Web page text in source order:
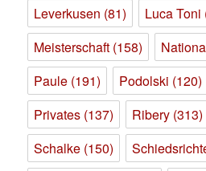
Leverkusen (81) Luca Toni
Meisterschaft (158)
Paule (191) Podolski (120)
Privates (137) Ribery (313)
Schalke (150)